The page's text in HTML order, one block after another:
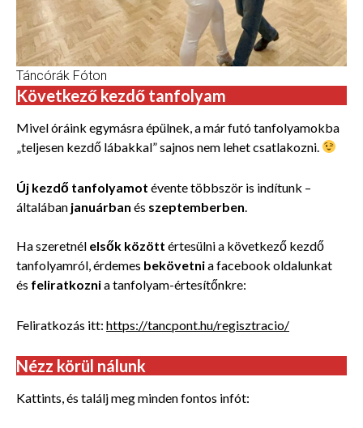
Táncórák Fóton
Következő kezdő tanfolyam
Mivel óráink egymásra épülnek, a már futó tanfolyamokba
„teljesen kezdő lábakkal” sajnos nem lehet csatlakozni.
Új kezdő tanfolyamot évente többször is indítunk –
általában januárban és szeptemberben.
Ha szeretnél elsők között értesülni a következő kezdő
tanfolyamról, érdemes bekövetnia facebook oldalunkat
és feliratkoznia tanfolyam-értesítőnkre:
Feliratkozás itt: https://tancpont.hu/regisztracio/
Nézz körül nálunk
Kattints, és találj meg minden fontos infót: